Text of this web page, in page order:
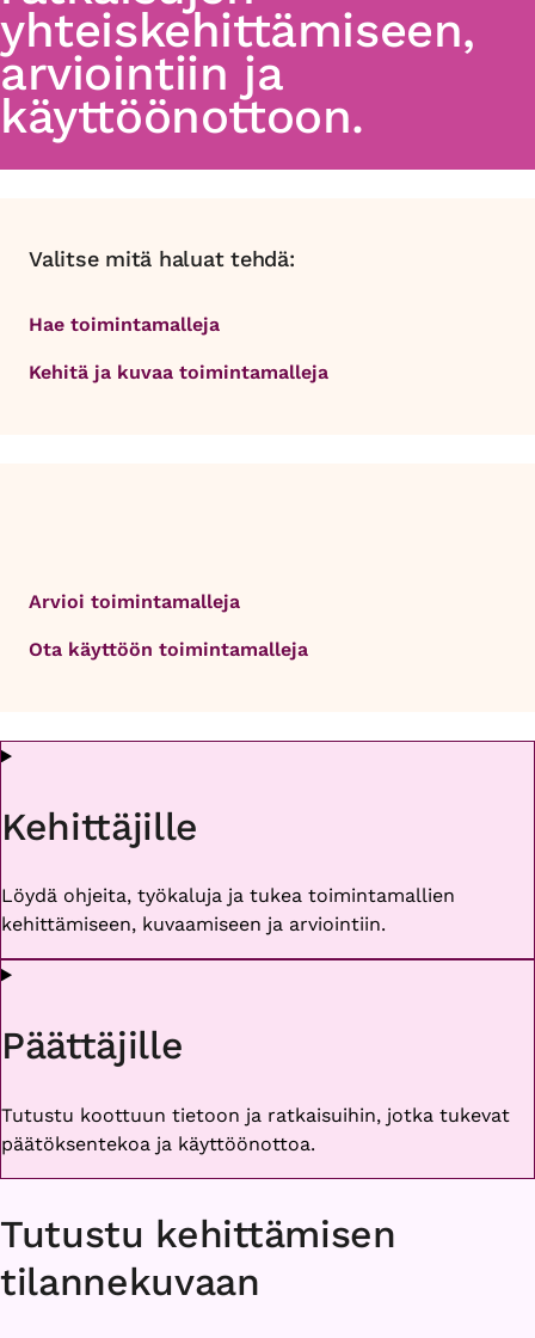
yhteiskehittämiseen,
arviointiin ja
käyttöönottoon.
Valitse mitä haluat tehdä:
Hae toimintamalleja
Kehitä ja kuvaa toimintamalleja
Arvioi toimintamalleja
Ota käyttöön toimintamalleja
Kehittäjille
Löydä ohjeita, työkaluja ja tukea toimintamallien
kehittämiseen, kuvaamiseen ja arviointiin.
Päättäjille
Tutustu koottuun tietoon ja ratkaisuihin, jotka tukevat
päätöksentekoa ja käyttöönottoa.
Tutustu kehittämisen
tilannekuvaan